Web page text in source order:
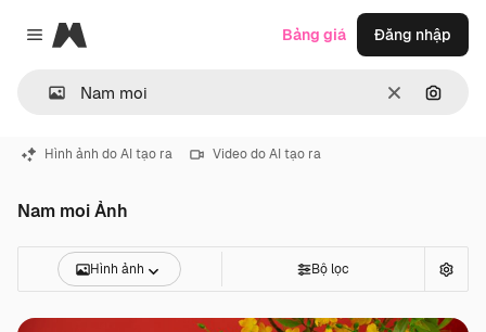
Close menu
Magnific
ThôngTìm
Bảng giá Đăng nhập
Hình ảnh do AI tạo ra Video do AI tạo ra
Nam moi Ảnh
Hình ảnh Bộ lọc